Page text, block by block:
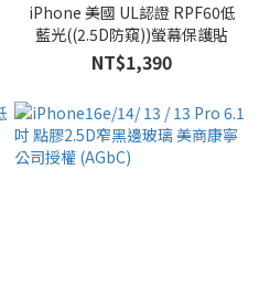
iPhone 美國 UL認證 RPF60低
藍光((2.5D防窺))螢幕保護貼
NT$1,390